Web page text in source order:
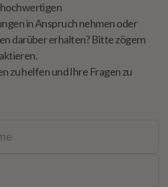
in Anspruch nehmen oder
darüber erhalten? Bitte zögern
zu helfen und Ihre Fragen zu